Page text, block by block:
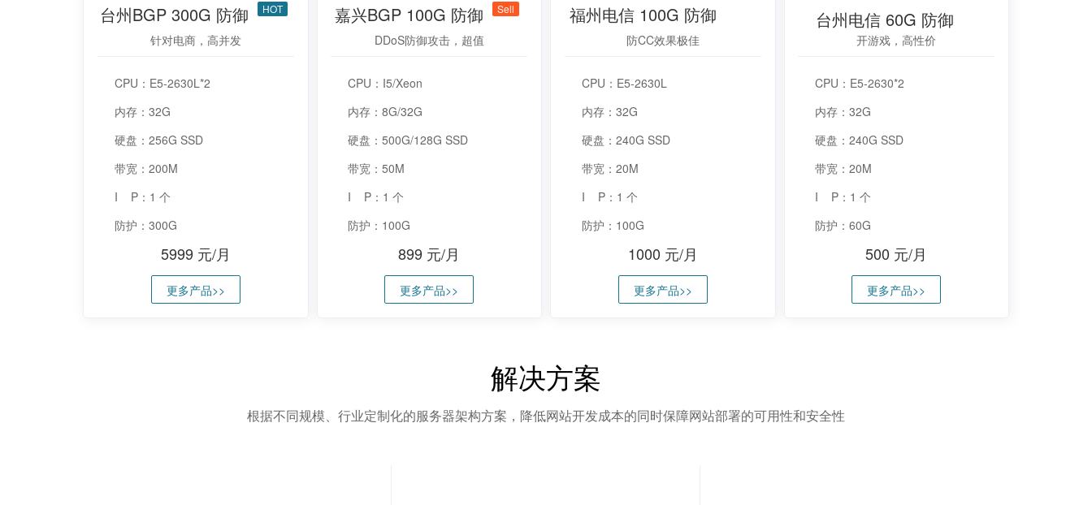
台州BGP 300G 防御 HOT
针对电商，高并发
CPU：E5-2630L*2
内存：32G
硬盘：256G SSD
带宽：200M
I P：1 个
防护：300G
5999 元/月
更多产品>>
嘉兴BGP 100G 防御 Sell
DDoS防御攻击，超值
CPU：I5/Xeon
内存：8G/32G
硬盘：500G/128G SSD
带宽：50M
I P：1 个
防护：100G
899 元/月
更多产品>>
福州电信 100G 防御
防CC效果极佳
CPU：E5-2630L
内存：32G
硬盘：240G SSD
带宽：20M
I P：1 个
防护：100G
1000 元/月
更多产品>>
台州电信 60G 防御
开游戏，高性价
CPU：E5-2630*2
内存：32G
硬盘：240G SSD
带宽：20M
I P：1 个
防护：60G
500 元/月
更多产品>>
解决方案
根据不同规模、行业定制化的服务器架构方案，降低网站开发成本的同时保障网站部署的可用性和安全性